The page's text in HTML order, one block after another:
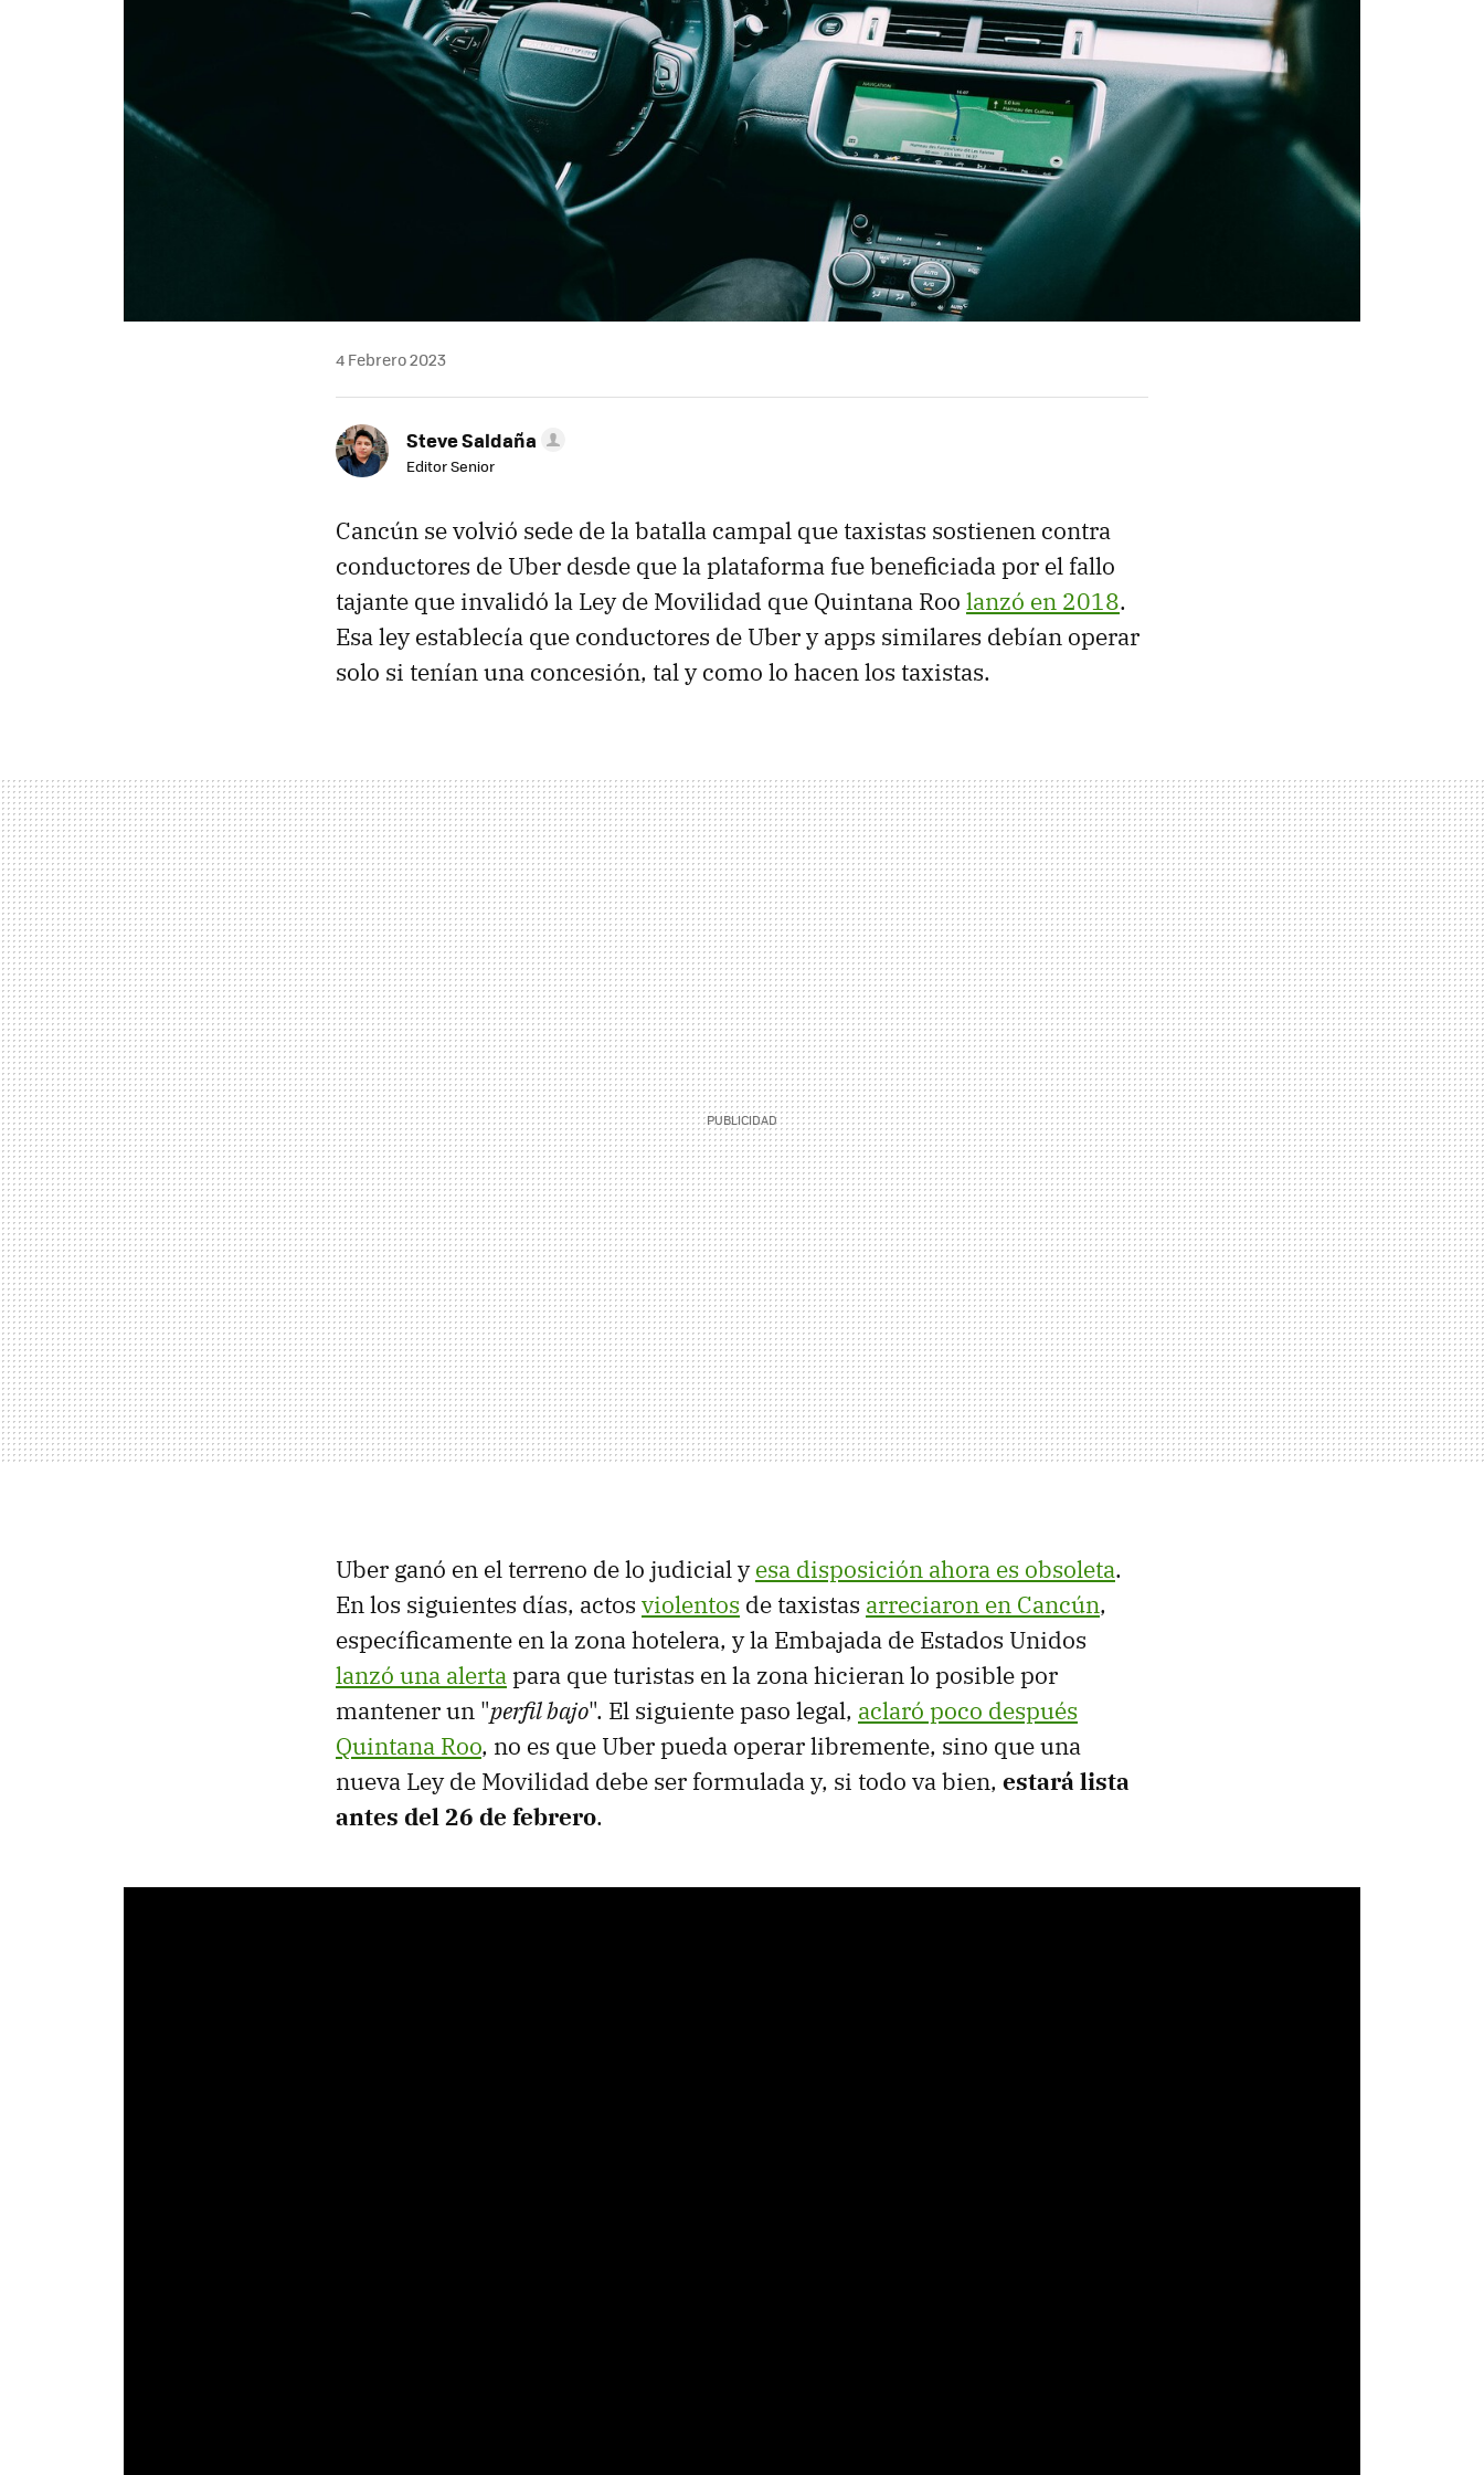
4 Febrero 2023
Steve Saldaña
Editor Senior
Cancún se volvió sede de la batalla campal que taxistas sostienen contra
conductores de Uber desde que la plataforma fue beneficiada por el fallo
tajante que invalidó la Ley de Movilidad que Quintana Roo lanzó en 2018.
Esa ley establecía que conductores de Uber y apps similares debían operar
solo si tenían una concesión, tal y como lo hacen los taxistas.
Uber ganó en el terreno de lo judicial yesa disposición ahora es obsoleta.
En los siguientes días, actos violentos de taxistas arreciaron en Cancún,
específicamente en la zona hotelera, y la Embajada de Estados Unidos
lanzó una alertapara que turistas en la zona hicieran lo posible por
mantener un "perfil bajo". El siguiente paso legal, aclaró poco después
Quintana Roo, no es que Uber pueda operar libremente, sino que una
nueva Ley de Movilidad debe ser formulada y, si todo va bien, estará lista
antes del 26 de febrero.